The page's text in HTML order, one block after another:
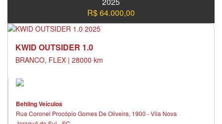
R$ 64.000,00
KWID OUTSIDER 1.0
BRANCO, FLEX | 28000 km
Behling Veículos
Rua Coronel Procópio Gomes De Oliveira, 1900 - Vila Nova